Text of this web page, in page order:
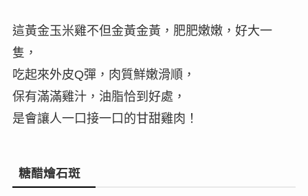
這黃金玉米雞不但金黃金黃，肥肥嫩嫩，好大一
隻，
吃起來外皮Q彈，肉質鮮嫩滑順，
保有滿滿雞汁，油脂恰到好處，
是會讓人一口接一口的甘甜雞肉！
糖醋燴石斑